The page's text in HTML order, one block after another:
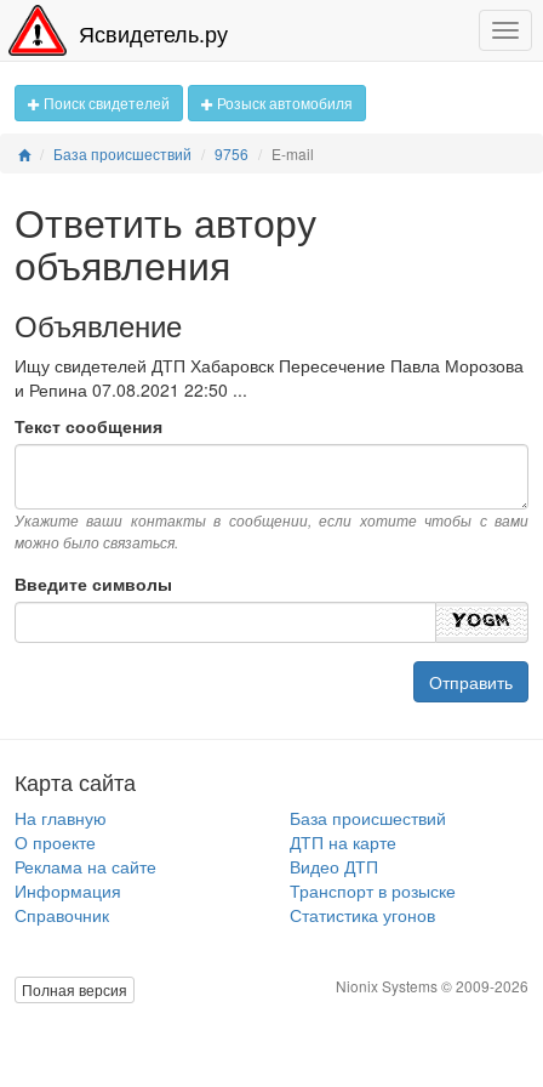
Ясвидетель.ру
Поиск свидетелей Розыск автомобиля
База происшествий 9756 E-mail
Ответить автору
объявления
Объявление
Ищу свидетелей ДТП Хабаровск Пересечение Павла Морозова
и Репина 07.08.2021 22:50 ...
Текст сообщения
Укажите ваши контакты в сообщении, если хотите чтобы с вами
можно было связаться.
Введите символы
Карта сайта
На главную
О проекте
Реклама на сайте
Информация
Справочник
База происшествий
ДТП на карте
Видео ДТП
Транспорт в розыске
Статистика угонов
Полная версия Nionix Systems © 2009-2026